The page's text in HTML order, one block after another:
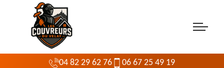
04 82 29 62 76
06 67 25 49 19